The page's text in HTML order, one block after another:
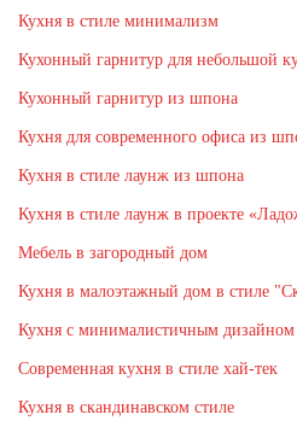
Кухня в стиле минимализм
Кухонный гарнитур для небольшой
Кухонный гарнитур из шпона
Кухня для современного офиса из
Кухня в стиле лаунж из шпона
Кухня в стиле лаунж в проекте
Мебель в загородный дом
Кухня в малоэтажный дом в стиле
Кухня с минималистичным дизайном
Современная кухня в стиле хай-тек
Кухня в скандинавском стиле